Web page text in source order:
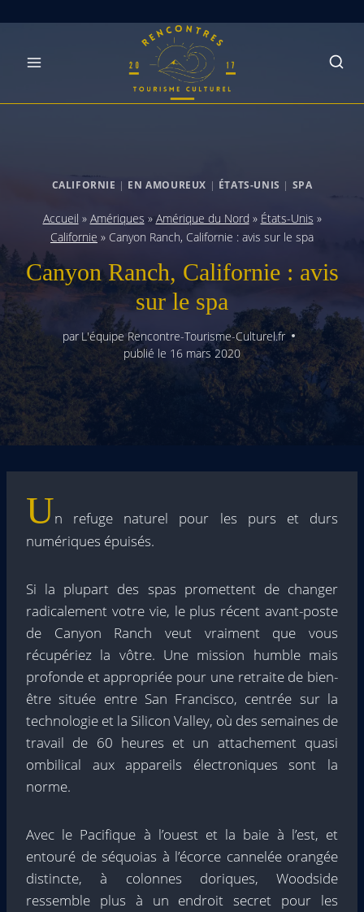
CALIFORNIE | EN AMOUREUX | ÉTATS-UNIS | SPA
Accueil » Amériques » Amérique du Nord » États-Unis »
Californie » Canyon Ranch, Californie : avis sur le spa
Canyon Ranch, Californie : avis
sur le spa
parL'équipe Rencontre-Tourisme-Culturel.fr
publié le 16 mars 2020
Un refuge naturel pour les purs et durs
numériques épuisés.
Si la plupart des spas promettent de changer
radicalement votre vie, le plus récent avant-poste
de Canyon Ranch veut vraiment que vous
récupériez la vôtre. Une mission humble mais
profonde et appropriée pour une retraite de bien-
être située entre San Francisco, centrée sur la
technologie et la Silicon Valley, où des semaines de
travail de 60 heures et un attachement quasi
ombilical aux appareils électroniques sont la
norme.
Avec le Pacifique à l’ouest et la baie à l’est, et
entouré de séquoias à l’écorce cannelée orangée
distincte, à colonnes doriques, Woodside
ressemble plus à un endroit secret pour les